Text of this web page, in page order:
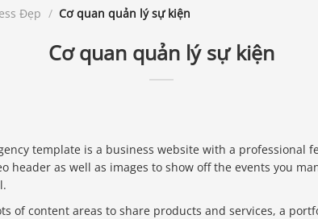
Đẹp / Cơ quan quản lý sự kiện
Cơ quan quản lý sự kiện
template is a business website with a professional
header as well as images to show off the events you
of content areas to share products and services, a